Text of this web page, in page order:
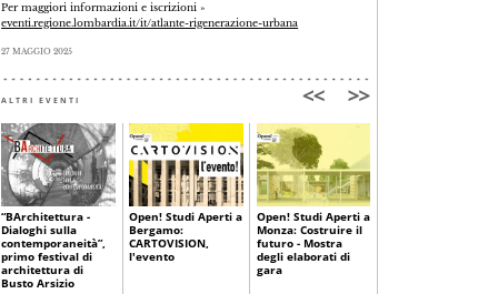
Per maggiori informazioni e iscrizioni »
eventi.regione.lombardia.it/it/atlante-rigenerazione-urbana
27 MAGGIO 2025
ALTRI EVENTI
“BArchitettura -
Dialoghi sulla
contemporaneità”,
primo festival di
architettura di
Busto Arsizio
Open! Studi Aperti a
Bergamo:
CARTOVISION,
l'evento
Open! Studi Aperti a
Monza: Costruire il
futuro - Mostra
degli elaborati di
gara